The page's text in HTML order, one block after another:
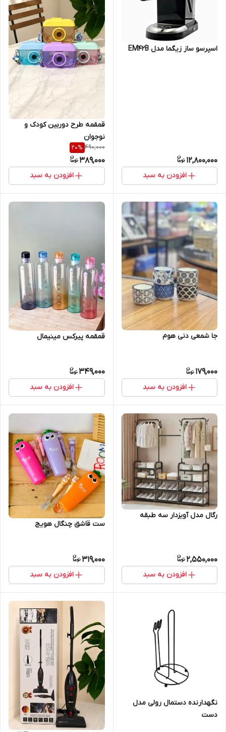
اسپرسو ساز زیگما مدل EM42B
12,800,000
افزودن به سبد
قمقمه طرح دوربین کودک و
نوجوان
490,000
20%
389,000
افزودن به سبد
جا شمعی دنی هوم
179,000
افزودن به سبد
قمقمه پیرکس مینیمال
349,000
افزودن به سبد
رگال مدل آویزدار سه طبقه
2,550,000
افزودن به سبد
ست قاشق چنگال هویج
319,000
افزودن به سبد
نگهدارنده دستمال رولی مدل
دست